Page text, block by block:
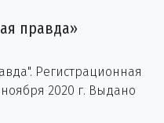
правда»
Регистрационная
2020 г. Выдано